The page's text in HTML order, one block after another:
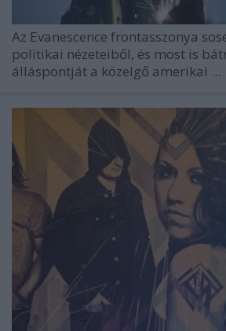
Az Evanescence frontasszonya
politikai nézeteiből, és most is
álláspontját a közelgő amerikai ...